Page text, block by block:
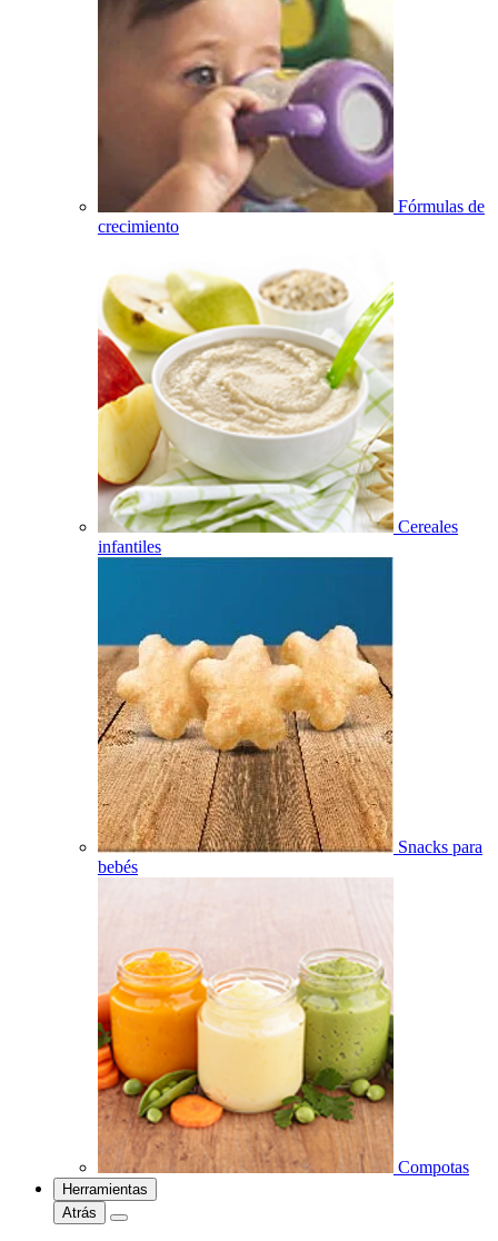
Fórmulas de
crecimiento
Cereales
infantiles
Snacks para
bebés
Compotas
Herramientas
Atrás